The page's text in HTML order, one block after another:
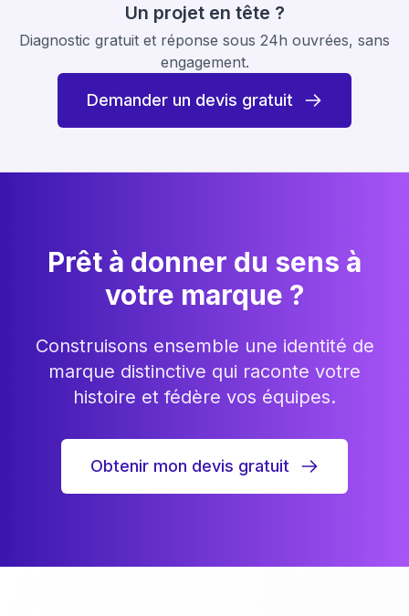
Un projet en tête ?
Diagnostic gratuit et réponse sous 24h ouvrées, sans
engagement.
Demander un devis gratuit
Prêt à donner du sens à
votre marque ?
Construisons ensemble une identité de
marque distinctive qui raconte votre
histoire et fédère vos équipes.
Obtenir mon devis gratuit